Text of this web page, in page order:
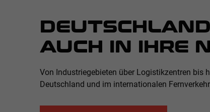
AUCH IN IHRE
Von Industriegebieten über Logistikzentren bis
Deutschland und im internationalen